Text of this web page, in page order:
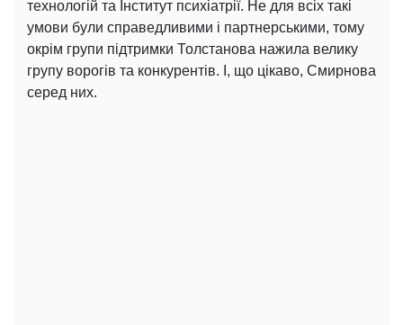
технологій та Інститут психіатрії. Не для всіх такі
умови були справедливими і партнерськими, тому
окрім групи підтримки Толстанова нажила велику
групу ворогів та конкурентів. І, що цікаво, Смирнова
серед них.